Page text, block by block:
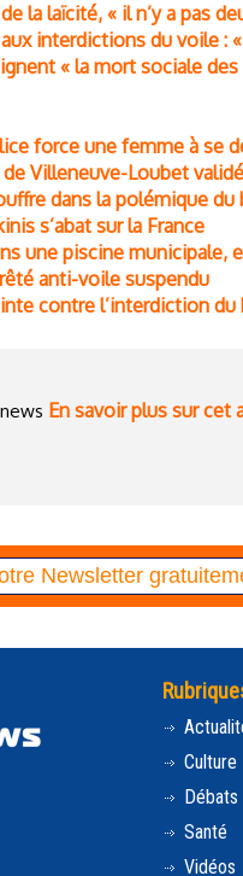
la laïcité, « il n’y a pas
interdictions du voile :
« la mort sociale des
force une femme à se
de Villeneuve-Loubet
dans la polémique du
s’abat sur la France
une piscine municipale,
anti-voile suspendu
contre l’interdiction du
En savoir plus sur cet
Culture
Débats
Santé
Vidéos